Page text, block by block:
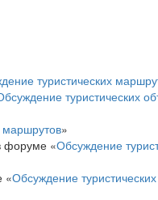
туристических
туристических
маршрутов»
форуме «Обсуждение
«Обсуждение